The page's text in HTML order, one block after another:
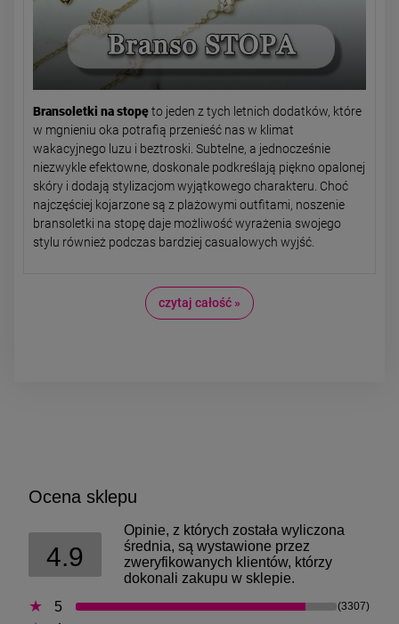
Bransoletki na stopęto jeden z tych letnich dodatków, które
w mgnieniu oka potrafią przenieść nas w klimat
wakacyjnego luzu i beztroski. Subtelne, a jednocześnie
niezwykle efektowne, doskonale podkreślają piękno opalonej
skóry i dodają stylizacjom wyjątkowego charakteru. Choć
najczęściej kojarzone są z plażowymi outfitami, noszenie
bransoletki na stopę daje możliwość wyrażenia swojego
stylu również podczas bardziej casualowych wyjść.
czytaj całość »
Ocena sklepu
4.9
Opinie, z których została wyliczona
średnia, są wystawione przez
zweryfikowanych klientów, którzy
dokonali zakupu w sklepie.
5
(3307)